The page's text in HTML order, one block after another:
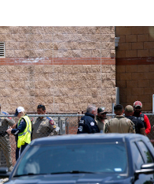
Mondiali calcio 2026